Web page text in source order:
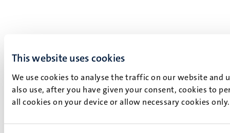
This website uses cookies
We use cookies to analyse the traffic on our website and
also use, after you have given your consent, cookies to
all cookies on your device or allow necessary cookies